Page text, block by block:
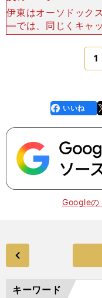
伊東はオーソドック
―では、同じくキャ
東勤さん、スワロー
うですか？渡辺 ２
す1
faceboo
k
いいね
Googleの
キーワード